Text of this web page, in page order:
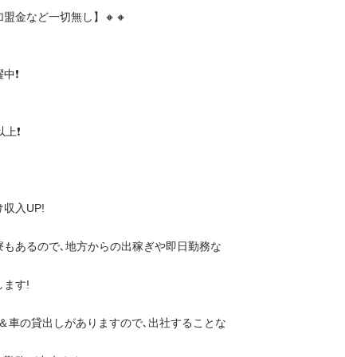
金など一切無し】🔸🔸
❗️
❗️
収入UP!
あるので､地方からの出稼ぎや即日勤務な
ます!
車の貸出しがありますので､出社することな